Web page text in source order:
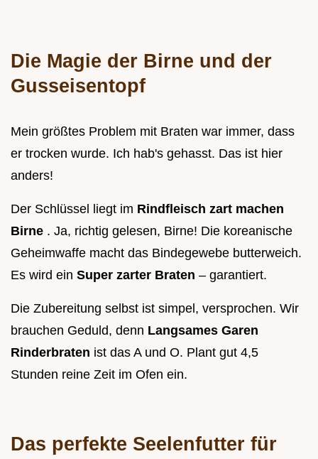
Die Magie der Birne und der
Gusseisentopf
Mein größtes Problem mit Braten war immer, dass
er trocken wurde. Ich hab's gehasst. Das ist hier
anders!
Der Schlüssel liegt im Rindfleisch zart machen
Birne . Ja, richtig gelesen, Birne! Die koreanische
Geheimwaffe macht das Bindegewebe butterweich.
Es wird ein Super zarter Braten – garantiert.
Die Zubereitung selbst ist simpel, versprochen. Wir
brauchen Geduld, denn Langsames Garen
Rinderbraten ist das A und O. Plant gut 4,5
Stunden reine Zeit im Ofen ein.
Das perfekte Seelenfutter für